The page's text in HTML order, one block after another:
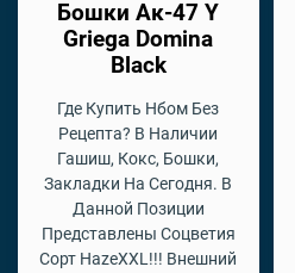
Бошки Ак-47 Y
Griega Domina
Black
Где Купить Нбом Без
Рецепта? В Наличии
Гашиш, Кокс, Бошки,
Закладки На Сегодня. В
Данной Позиции
Представлены Соцветия
Сорт HazeXXL!!! Внешний